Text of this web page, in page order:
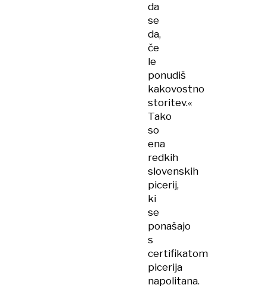
da
se
da,
če
le
ponudiš
kakovostno
storitev.«
Tako
so
ena
redkih
slovenskih
picerij,
ki
se
ponašajo
s
certifikatom
picerija
napolitana.